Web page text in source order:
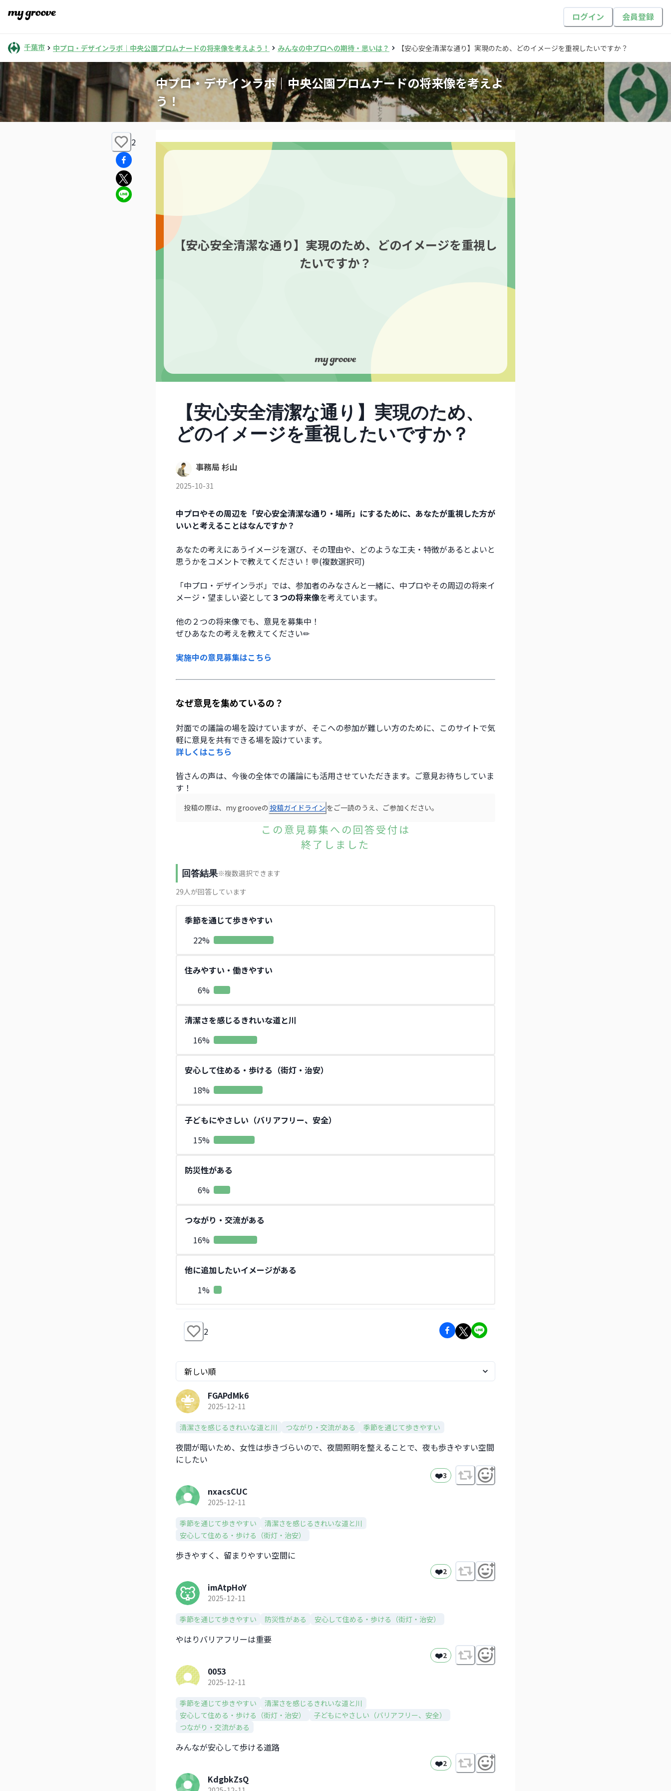
ログイン 会員登録
千葉市 中プロ・デザインラボ｜中央公園プロムナードの将来像を考えよう！ みんなの中プロへの期待・思いは？ 【安心安全清潔な通り】実現のため、どのイメージを重視したいですか？
2
中プロ・デザインラボ｜中央公園プロムナードの将来像を考えよ
う！
【安心安全清潔な通り】実現のため、どのイメージを重視し
たいですか？
【安心安全清潔な通り】実現のため、
どのイメージを重視したいですか？
事務局 杉山
2025-10-31
中プロやその周辺を「安心安全清潔な通り・場所」にするために、あなたが重視した方が
いいと考えることはなんですか？
あなたの考えにあうイメージを選び、その理由や、どのような工夫・特徴があるとよいと
思うかをコメントで教えてください！💬(複数選択可)
「中プロ・デザインラボ」では、参加者のみなさんと一緒に、中プロやその周辺の将来イ
メージ・望ましい姿として ３つの将来像を考えています。
他の２つの将来像でも、意見を募集中！
ぜひあなたの考えを教えてください✏
実施中の意見募集はこちら
なぜ意見を集めているの？
対面での議論の場を設けていますが、そこへの参加が難しい方のために、このサイトで気
軽に意見を共有できる場を設けています。
詳しくはこちら
皆さんの声は、今後の全体での議論にも活用させていただきます。ご意見お待ちしていま
す！
投稿の際は、my grooveの 投稿ガイドライン をご一読のうえ、ご参加ください。
この意見募集への回答受付は
終了しました
回答結果※複数選択できます
29人が回答しています
季節を通じて歩きやすい
22%
住みやすい・働きやすい
6%
清潔さを感じるきれいな道と川
16%
安心して住める・歩ける（街灯・治安）
18%
子どもにやさしい（バリアフリー、安全）
15%
防災性がある
6%
つながり・交流がある
16%
他に追加したいイメージがある
1%
2
FGAPdMk6
2025-12-11
清潔さを感じるきれいな道と川 つながり・交流がある 季節を通じて歩きやすい
夜間が暗いため、女性は歩きづらいので、夜間照明を整えることで、夜も歩きやすい空間
にしたい
❤️3
nxacsCUC
2025-12-11
季節を通じて歩きやすい
清潔さを感じるきれいな道と川
安心して住める・歩ける（街灯・治安）
歩きやすく、留まりやすい空間に
❤️2
imAtpHoY
2025-12-11
季節を通じて歩きやすい 防災性がある 安心して住める・歩ける（街灯・治安）
やはりバリアフリーは重要
❤️2
0053
2025-12-11
季節を通じて歩きやすい
清潔さを感じるきれいな道と川
安心して住める・歩ける（街灯・治安）
子どもにやさしい（バリアフリー、安全）
つながり・交流がある
みんなが安心して歩ける道路
❤️2
KdgbkZsQ